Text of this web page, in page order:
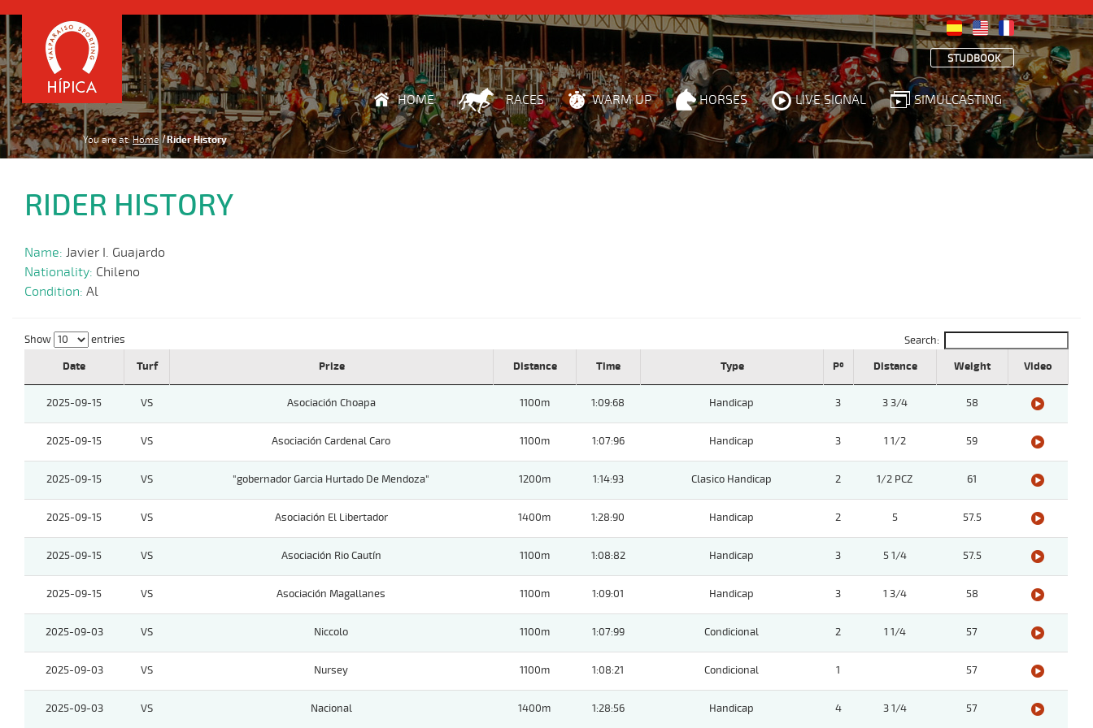
STUDBOOK
HOME RACES WARM UP HORSES LIVE SIGNAL SIMULCASTING
You are at: Home Rider History
RIDER HISTORY
Name: Javier I. Guajardo
Nationality: Chileno
Condition: Al
Show entries
Search:
Date
Turf Prize Distance Time Type Pº Distance Weight Video
2025-09-15 VS Asociación Choapa 1100m 1:09:68 Handicap 3 3 3/4 58
2025-09-15 VS Asociación Cardenal Caro 1100m 1:07:96 Handicap 3 1 1/2 59
2025-09-15 VS "gobernador Garcia Hurtado De Mendoza" 1200m 1:14:93 Clasico Handicap 2 1/2 PCZ 61
2025-09-15 VS Asociación El Libertador 1400m 1:28:90 Handicap 2 5 57.5
2025-09-15 VS Asociación Rio Cautín 1100m 1:08:82 Handicap 3 5 1/4 57.5
2025-09-15 VS Asociación Magallanes 1100m 1:09:01 Handicap 3 1 3/4 58
2025-09-03 VS Niccolo 1100m 1:07:99 Condicional 2 1 1/4 57
2025-09-03 VS Nursey 1100m 1:08:21 Condicional 1 57
2025-09-03 VS Nacional 1400m 1:28:56 Handicap 4 3 1/4 57